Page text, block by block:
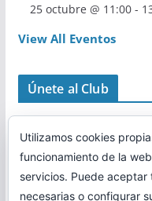
25 octubre @ 11:00-
View All Eventos
Únete al Club
Utilizamos cookies
funcionamiento de la
servicios. Puede
necesarias o configurar